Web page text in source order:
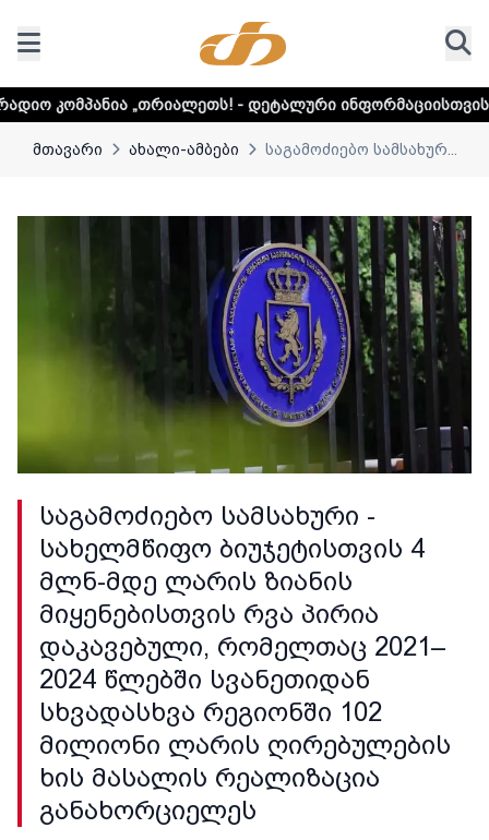
- დეტალური ინფორმაციისთვის დააკლიკეთ
მთავარი ახალი-ამბები საგამოძიებო სამსახურ...
საგამოძიებო სამსახური -
სახელმწიფო ბიუჯეტისთვის 4
მლნ-მდე ლარის ზიანის
მიყენებისთვის რვა პირია
დაკავებული, რომელთაც 2021–
2024 წლებში სვანეთიდან
სხვადასხვა რეგიონში 102
მილიონი ლარის ღირებულების
ხის მასალის რეალიზაცია
განახორციელეს